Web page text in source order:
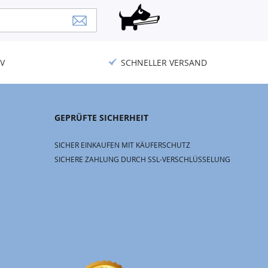
SCHNELLER VERSAND
GEPRÜFTE SICHERHEIT
SICHER EINKAUFEN MIT KÄUFERSCHUTZ
SICHERE ZAHLUNG DURCH SSL-VERSCHLÜSSELUNG